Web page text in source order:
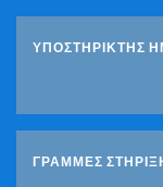
ΥΠΟΣΤΗΡΙΚΤΗΣ
ΓΡΑΜΜΕΣ